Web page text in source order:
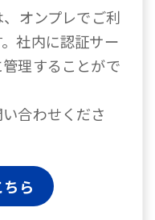
オンプレでご利
社内に認証サー
理することがで
合わせくださ
ら